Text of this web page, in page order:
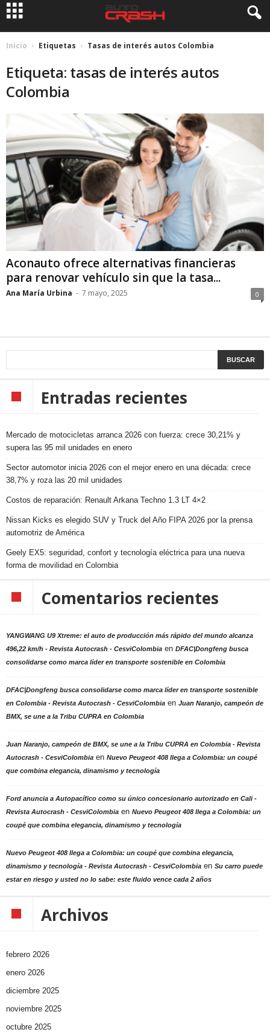
Inicio Etiquetas Tasas de interés autos Colombia
Etiqueta: tasas de interés autos
Colombia
Aconauto ofrece alternativas financieras
para renovar vehículo sin que la tasa...
Ana María Urbina - 7 mayo, 2025 0
Entradas recientes
Mercado de motocicletas arranca 2026 con fuerza: crece 30,21% y
supera las 95 mil unidades en enero
Sector automotor inicia 2026 con el mejor enero en una década: crece
38,7% y roza las 20 mil unidades
Costos de reparación: Renault Arkana Techno 1.3 LT 4×2
Nissan Kicks es elegido SUV y Truck del Año FIPA 2026 por la prensa
automotriz de América
Geely EX5: seguridad, confort y tecnología eléctrica para una nueva
forma de movilidad en Colombia
Comentarios recientes
YANGWANG U9 Xtreme: el auto de producción más rápido del mundo alcanza
496,22 km/h - Revista Autocrash - CesviColombia en DFAC|Dongfeng busca
consolidarse como marca líder en transporte sostenible en Colombia
DFAC|Dongfeng busca consolidarse como marca líder en transporte sostenible
en Colombia - Revista Autocrash - CesviColombia en Juan Naranjo, campeón de
BMX, se une a la Tribu CUPRA en Colombia
Juan Naranjo, campeón de BMX, se une a la Tribu CUPRA en Colombia - Revista
Autocrash - CesviColombia en Nuevo Peugeot 408 llega a Colombia: un coupé
que combina elegancia, dinamismo y tecnología
Ford anuncia a Autopacífico como su único concesionario autorizado en Cali -
Revista Autocrash - CesviColombia en Nuevo Peugeot 408 llega a Colombia: un
coupé que combina elegancia, dinamismo y tecnología
Nuevo Peugeot 408 llega a Colombia: un coupé que combina elegancia,
dinamismo y tecnología - Revista Autocrash - CesviColombia en Su carro puede
estar en riesgo y usted no lo sabe: este fluido vence cada 2 años
Archivos
febrero 2026
enero 2026
diciembre 2025
noviembre 2025
octubre 2025